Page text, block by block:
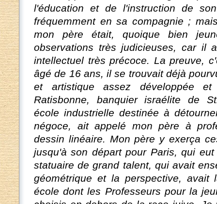
l'éducation et de l'instruction de
fréquemment en sa compagnie ;
mon père était, quoique bien
observations très judicieuses, car il
intellectuel très précoce. La preuve,
âgé de 16 ans, il se trouvait déjà
et artistique assez développée
Ratisbonne, banquier israélite de
école industrielle destinée à
négoce, ait appelé mon père à
dessin linéaire. Mon père y exerça
jusqu'à son départ pour Paris, qui
statuaire de grand talent, qui avait
géométrique et la perspective, avait
école dont les Professeurs pour la